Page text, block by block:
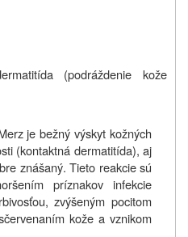
(podráždenie kože
je bežný výskyt kožných
(kontaktná dermatitída), aj
znášaný. Tieto reakcie sú
príznakov infekcie
zvýšeným pocitom
kože a vznikom